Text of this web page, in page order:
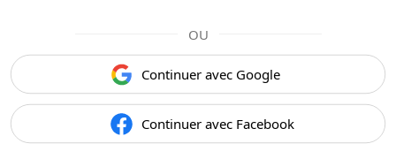
OU
Continuer avec Google
Continuer avec Facebook